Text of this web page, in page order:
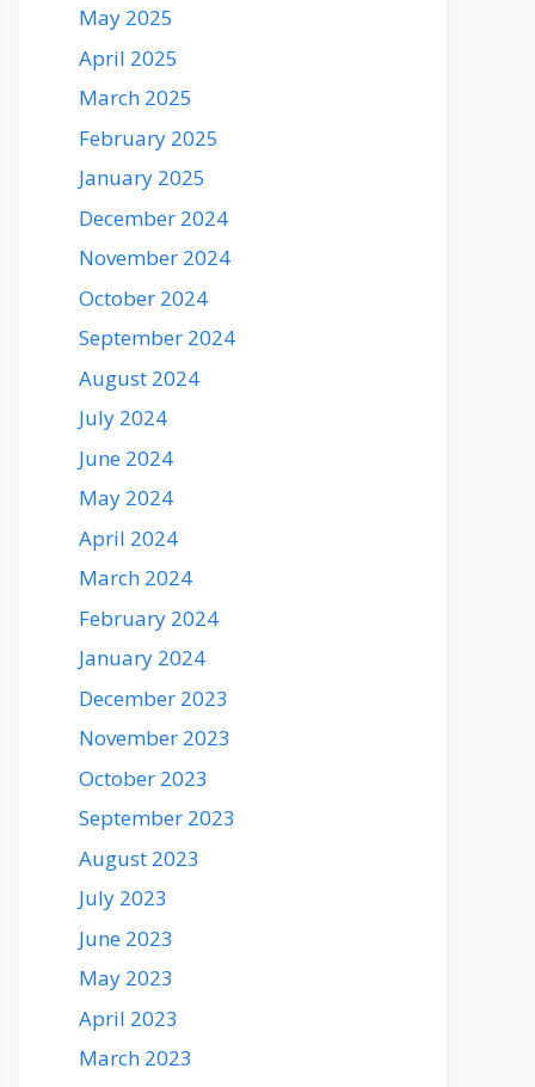
May 2025
April 2025
March 2025
February 2025
January 2025
December 2024
November 2024
October 2024
September 2024
August 2024
July 2024
June 2024
May 2024
April 2024
March 2024
February 2024
January 2024
December 2023
November 2023
October 2023
September 2023
August 2023
July 2023
June 2023
May 2023
April 2023
March 2023